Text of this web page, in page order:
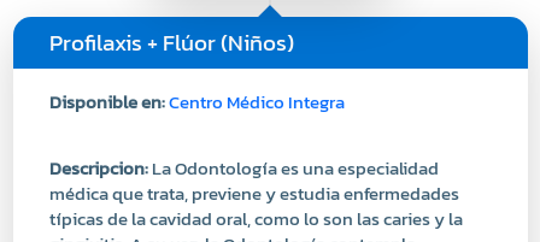
Disponible en:Centro Médico Integra
Descripcion:La Odontología es una especialidad
gingivitis. A su vez, la Odontología contempla
especialidades para trabajar padecimientos bucales
específicos.